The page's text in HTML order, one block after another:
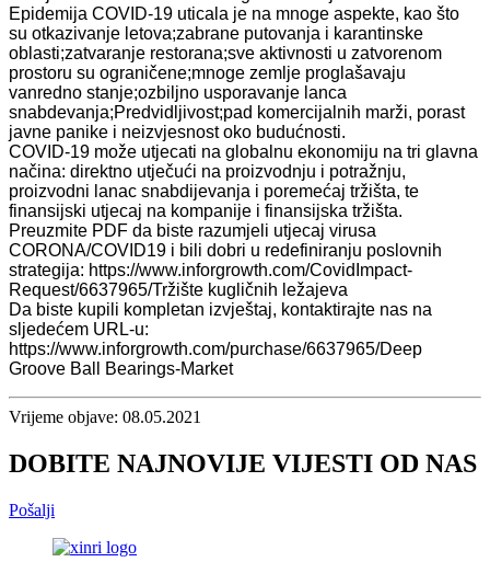
Epidemija COVID-19 uticala je na mnoge aspekte, kao što
su otkazivanje letova;zabrane putovanja i karantinske
oblasti;zatvaranje restorana;sve aktivnosti u zatvorenom
prostoru su ograničene;mnoge zemlje proglašavaju
vanredno stanje;ozbiljno usporavanje lanca
snabdevanja;Predvidljivost;pad komercijalnih marži, porast
javne panike i neizvjesnost oko budućnosti.
COVID-19 može utjecati na globalnu ekonomiju na tri glavna
načina: direktno utječući na proizvodnju i potražnju,
proizvodni lanac snabdijevanja i poremećaj tržišta, te
finansijski utjecaj na kompanije i finansijska tržišta.
Preuzmite PDF da biste razumjeli utjecaj virusa
CORONA/COVID19 i bili dobri u redefiniranju poslovnih
strategija: https://www.inforgrowth.com/CovidImpact-
Request/6637965/Tržište kugličnih ležajeva
Da biste kupili kompletan izvještaj, kontaktirajte nas na
sljedećem URL-u:
https://www.inforgrowth.com/purchase/6637965/Deep
Groove Ball Bearings-Market
Vrijeme objave: 08.05.2021
DOBITE NAJNOVIJE VIJESTI OD NAS
Pošalji